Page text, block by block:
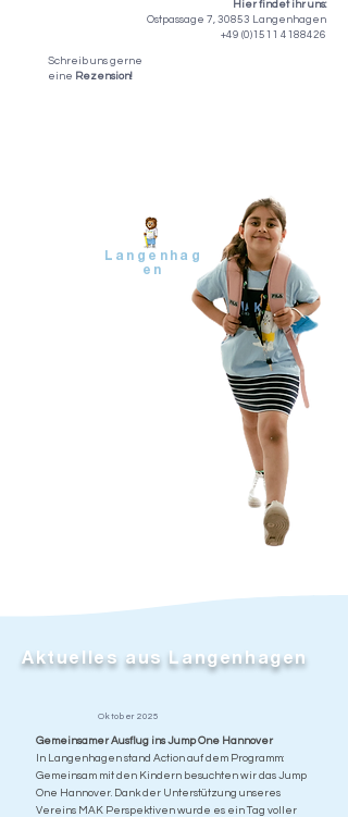
Hier findet ihr uns:
Ostpassage 7, 30853 Langenhagen
+49 (0)1511 4188426
Schreib uns gerne
eine Rezension!
Langenhag
en
Aktuelles aus Langenhagen
Oktober 2025
Gemeinsamer Ausflug ins Jump One Hannover
In Langenhagen stand Action auf dem Programm:
Gemeinsam mit den Kindern besuchten wir das Jump
One Hannover. Dank der Unterstützung unseres
Vereins MAK Perspektiven wurde es ein Tag voller